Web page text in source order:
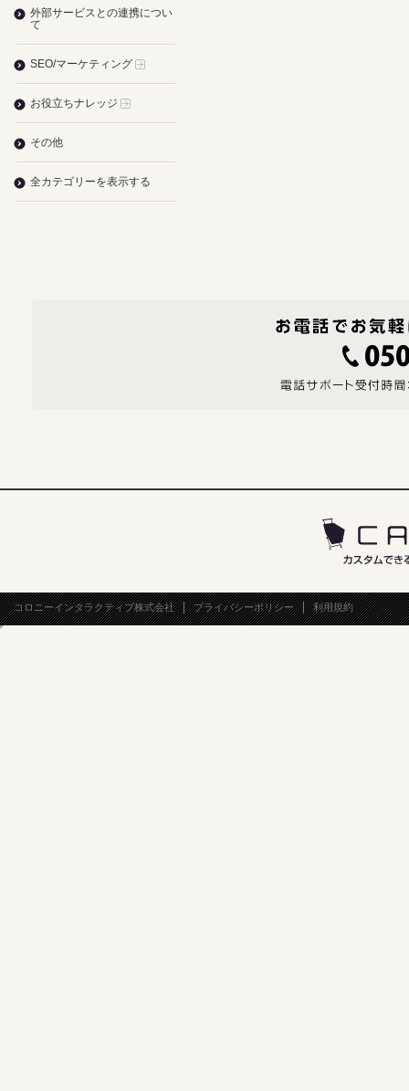
外部サービスとの連携につい
て
SEO/マーケティング
お役立ちナレッジ
その他
全カテゴリーを表示する
コロニーインタラクティブ株式会社 プライバシーポリシー 利用規約